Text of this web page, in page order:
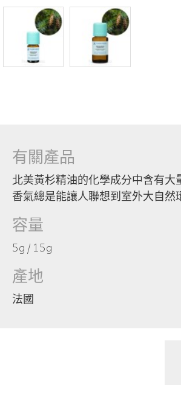
有關產品
北美黃杉精油的化學成分中含有
香氣總是能讓人聯想到室外大自
容量
5g / 15g
產地
法國